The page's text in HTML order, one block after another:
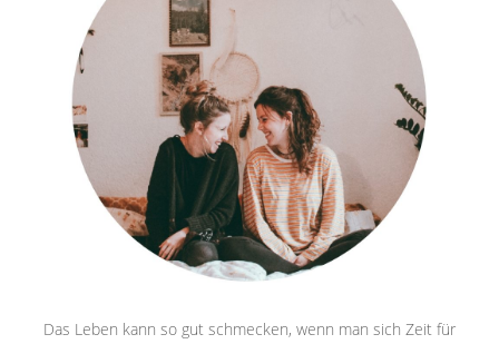
Das Leben kann so gut schmecken, wenn man sich Zeit für